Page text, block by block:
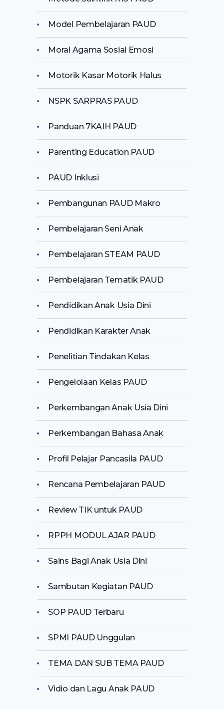
Model Pembelajaran PAUD
Moral Agama Sosial Emosi
Motorik Kasar Motorik Halus
NSPK SARPRAS PAUD
Panduan 7KAIH PAUD
Parenting Education PAUD
PAUD Inklusi
Pembangunan PAUD Makro
Pembelajaran Seni Anak
Pembelajaran STEAM PAUD
Pembelajaran Tematik PAUD
Pendidikan Anak Usia Dini
Pendidikan Karakter Anak
Penelitian Tindakan Kelas
Pengelolaan Kelas PAUD
Perkembangan Anak Usia Dini
Perkembangan Bahasa Anak
Profil Pelajar Pancasila PAUD
Rencana Pembelajaran PAUD
Review TIK untuk PAUD
RPPH MODUL AJAR PAUD
Sains Bagi Anak Usia Dini
Sambutan Kegiatan PAUD
SOP PAUD Terbaru
SPMI PAUD Unggulan
TEMA DAN SUB TEMA PAUD
Vidio dan Lagu Anak PAUD